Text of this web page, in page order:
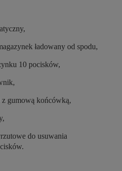
ładowany od spodu,
10 pocisków,
gumową końcówką,
do usuwania